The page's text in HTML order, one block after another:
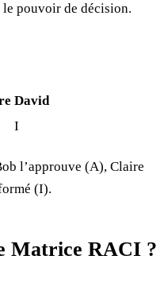
pouvoir de décision.
David
I
l’approuve (A), Claire
(I).
Matrice RACI ?